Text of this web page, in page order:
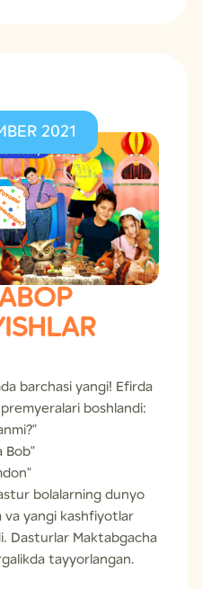
2021
barchasi yangi! Efirda
boshlandi:
Bob"
bolalarning dunyo
va yangi kashfiyotlar
Dasturlar Maktabgacha
tayyorlangan.